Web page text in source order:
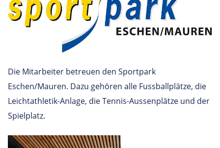
Die Mitarbeiter betreuen den Sportpark
Eschen/Mauren. Dazu gehören alle Fussballplätze, die
Leichtathletik-Anlage, die Tennis-Aussenplätze und der
Spielplatz.